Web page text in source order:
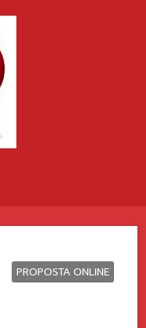
PROPOSTA ONLINE